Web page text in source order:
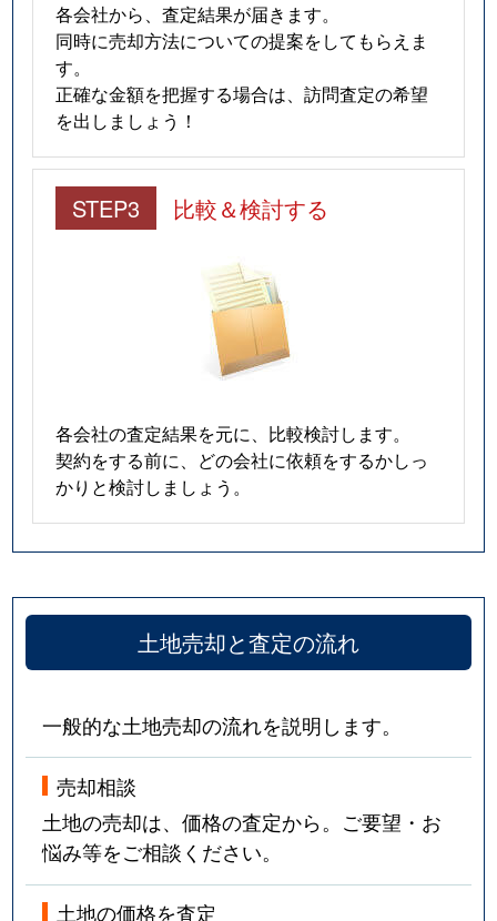
各会社から、査定結果が届きます。
同時に売却方法についての提案をしてもらえま
す。
正確な金額を把握する場合は、訪問査定の希望
を出しましょう！
STEP3 比較＆検討する
各会社の査定結果を元に、比較検討します。
契約をする前に、どの会社に依頼をするかしっ
かりと検討しましょう。
土地売却と査定の流れ
一般的な土地売却の流れを説明します。
売却相談
土地の売却は、価格の査定から。ご要望・お
悩み等をご相談ください。
土地の価格を査定